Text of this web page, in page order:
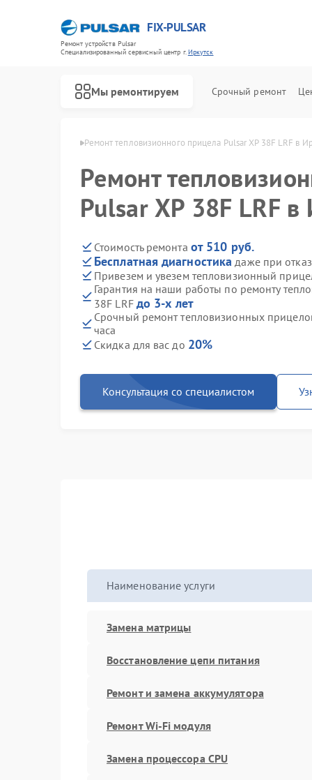
FIX-PULSAR
Ремонт устройств Pulsar
Специализированный cервисный центр г.Иркутск
Мы ремонтируем Срочный ремонт
Ремонт тепловизионного прицела Pulsar XP 38F LRF в
Ремонт
Pulsar XP 38F LRF в
Стоимость ремонта от 510 руб.
Бесплатная диагностика даже при
Привезем и увезем тепловизионный
Гарантия на наши работы по ремонту
38F LRF до 3-х лет
Срочный ремонт тепловизионных
часа
Скидка для вас до 20%
Консультация со специалистом
Наименование услуги
Замена матрицы
Восстановление цепи питания
Ремонт и замена аккумулятора
Ремонт Wi-Fi модуля
Замена процессора CPU